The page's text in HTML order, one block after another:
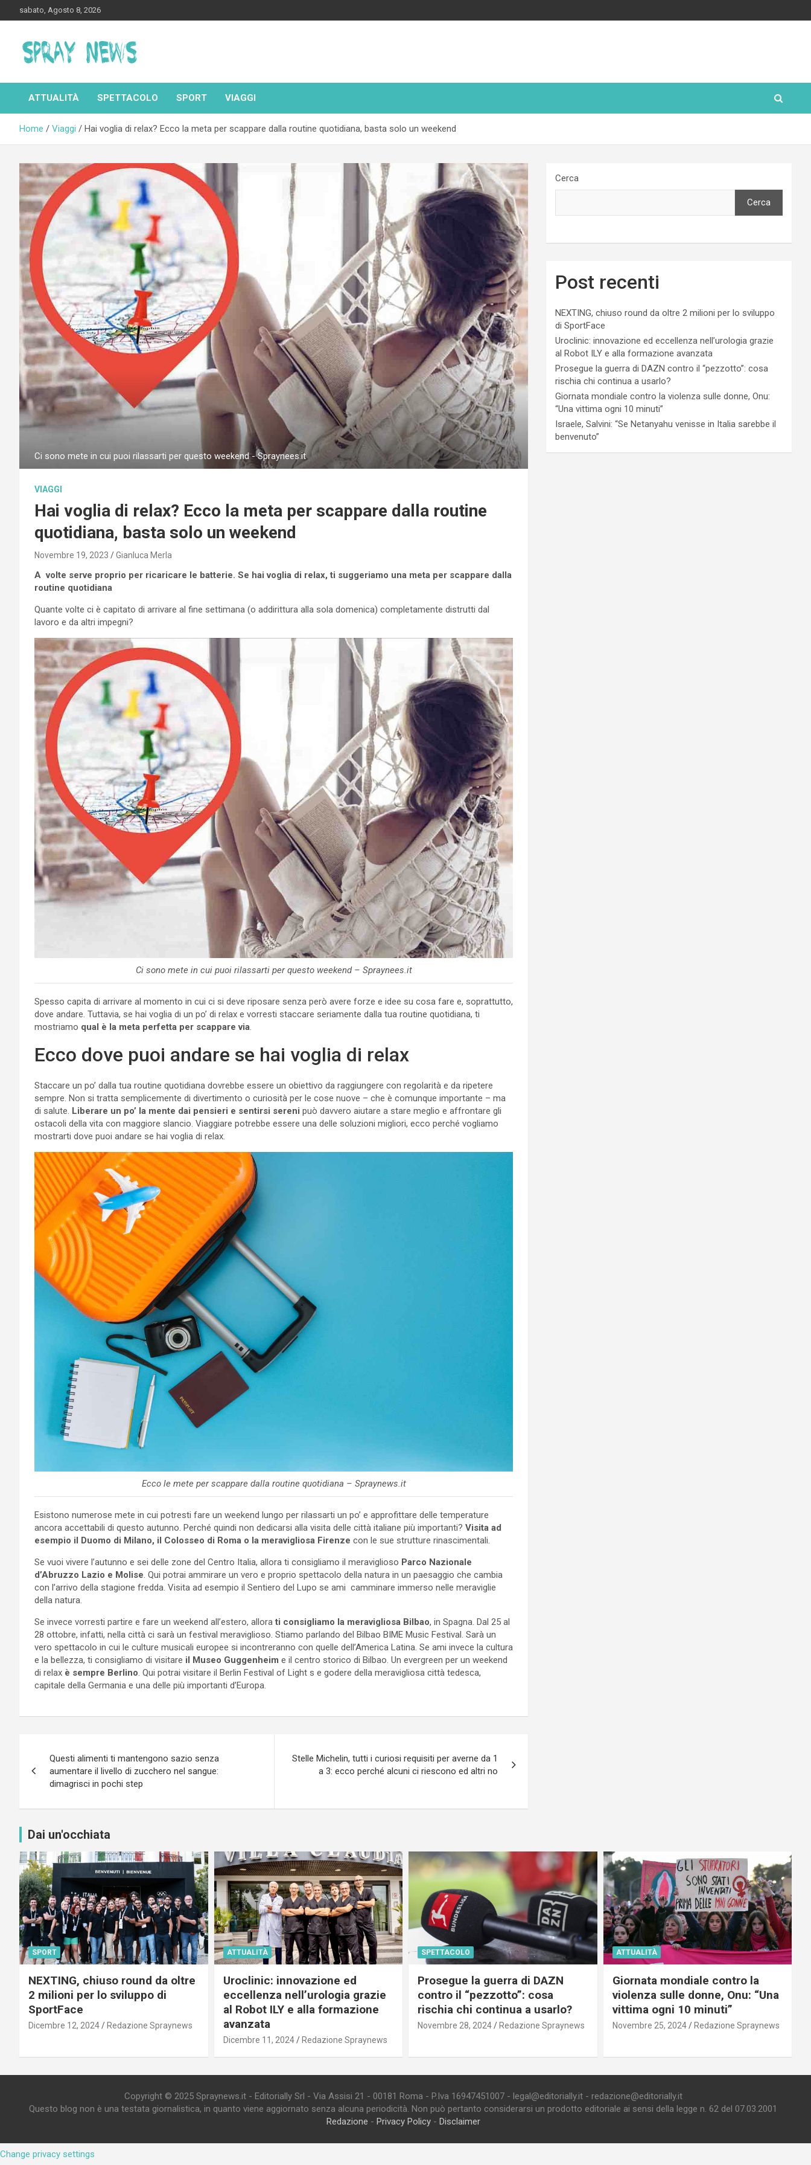
to
sabato, Agosto 8, 2026
Spraynews.it
ATTUALITÀ SPETTACOLO SPORT VIAGGI
Home Viaggi Hai voglia di relax? Ecco la meta per scappare dalla routine quotidiana, basta solo un weekend
Ci sono mete in cui puoi rilassarti per questo weekend - Spraynees.it
VIAGGI
Hai voglia di relax? Ecco la meta per scappare dalla routine
quotidiana, basta solo un weekend
Novembre 19, 2023 Gianluca Merla
A volte serve proprio per ricaricare le batterie. Se hai voglia di relax, ti suggeriamo una meta per scappare dalla
routine quotidiana
Quante volte ci è capitato di arrivare al fine settimana (o addirittura alla sola domenica) completamente distrutti dal
lavoro e da altri impegni?
Ci sono mete in cui puoi rilassarti per questo weekend – Spraynees.it
Spesso capita di arrivare al momento in cui ci si deve riposare senza però avere forze e idee su cosa fare e, soprattutto,
dove andare. Tuttavia, se hai voglia di un po’ di relax e vorresti staccare seriamente dalla tua routine quotidiana, ti
mostriamo qual è la meta perfetta per scappare via.
Ecco dove puoi andare se hai voglia di relax
Staccare un po’ dalla tua routine quotidiana dovrebbe essere un obiettivo da raggiungere con regolarità e da ripetere
sempre. Non si tratta semplicemente di divertimento o curiosità per le cose nuove – che è comunque importante – ma
di salute. Liberare un po’ la mente dai pensieri e sentirsi sereni può davvero aiutare a stare meglio e affrontare gli
ostacoli della vita con maggiore slancio. Viaggiare potrebbe essere una delle soluzioni migliori, ecco perché vogliamo
mostrarti dove puoi andare se hai voglia di relax.
Ecco le mete per scappare dalla routine quotidiana – Spraynews.it
Esistono numerose mete in cui potresti fare un weekend lungo per rilassarti un po’ e approfittare delle temperature
ancora accettabili di questo autunno. Perché quindi non dedicarsi alla visita delle città italiane più importanti? Visita ad
esempio il Duomo di Milano, il Colosseo di Roma o la meravigliosa Firenze con le sue strutture rinascimentali.
Se vuoi vivere l’autunno e sei delle zone del Centro Italia, allora ti consigliamo il meraviglioso Parco Nazionale
d’Abruzzo Lazio e Molise . Qui potrai ammirare un vero e proprio spettacolo della natura in un paesaggio che cambia
con l’arrivo della stagione fredda. Visita ad esempio il Sentiero del Lupo se ami camminare immerso nelle meraviglie
della natura.
Se invece vorresti partire e fare un weekend all’estero, allora ti consigliamo la meravigliosa Bilbao, in Spagna. Dal 25 al
28 ottobre, infatti, nella città ci sarà un festival meraviglioso. Stiamo parlando del Bilbao BIME Music Festival. Sarà un
vero spettacolo in cui le culture musicali europee si incontreranno con quelle dell’America Latina. Se ami invece la cultura
e la bellezza, ti consigliamo di visitare il Museo Guggenheim e il centro storico di Bilbao. Un evergreen per un weekend
di relax è sempre Berlino . Qui potrai visitare il Berlin Festival of Light s e godere della meravigliosa città tedesca,
capitale della Germania e una delle più importanti d’Europa.
articoli
Questi alimenti ti mantengono sazio senza
aumentare il livello di zucchero nel sangue:
dimagrisci in pochi step
Stelle Michelin, tutti i curiosi requisiti per averne da 1
a 3: ecco perché alcuni ci riescono ed altri no
Cerca
Cerca
Post recenti
NEXTING, chiuso round da oltre 2 milioni per lo sviluppo
di SportFace
Uroclinic: innovazione ed eccellenza nell’urologia grazie
al Robot ILY e alla formazione avanzata
Prosegue la guerra di DAZN contro il “pezzotto”: cosa
rischia chi continua a usarlo?
Giornata mondiale contro la violenza sulle donne, Onu:
“Una vittima ogni 10 minuti”
Israele, Salvini: “Se Netanyahu venisse in Italia sarebbe il
benvenuto”
Dai un'occhiata
SPORT
NEXTING, chiuso round da oltre
2 milioni per lo sviluppo di
SportFace
Dicembre 12, 2024 Redazione Spraynews
ATTUALITÀ
Uroclinic: innovazione ed
eccellenza nell’urologia grazie
al Robot ILY e alla formazione
avanzata
Dicembre 11, 2024 Redazione Spraynews
SPETTACOLO
Prosegue la guerra di DAZN
contro il “pezzotto”: cosa
rischia chi continua a usarlo?
Novembre 28, 2024 Redazione Spraynews
ATTUALITÀ
Giornata mondiale contro la
violenza sulle donne, Onu: “Una
vittima ogni 10 minuti”
Novembre 25, 2024 Redazione Spraynews
Copyright © 2025 Spraynews.it - Editorially Srl - Via Assisi 21 - 00181 Roma - P.Iva 16947451007 - legal@editorially.it - redazione@editorially.it
Questo blog non è una testata giornalistica, in quanto viene aggiornato senza alcuna periodicità. Non può pertanto considerarsi un prodotto editoriale ai sensi della legge n. 62 del 07.03.2001
Redazione - Privacy Policy- Disclaimer
Change privacy settings